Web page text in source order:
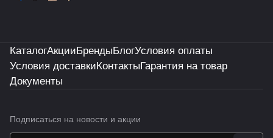
КаталогАкцииБрендыБлогУсловия оплаты
Условия доставкиКонтактыГарантия на товар
Документы
Подписаться на новости и акции